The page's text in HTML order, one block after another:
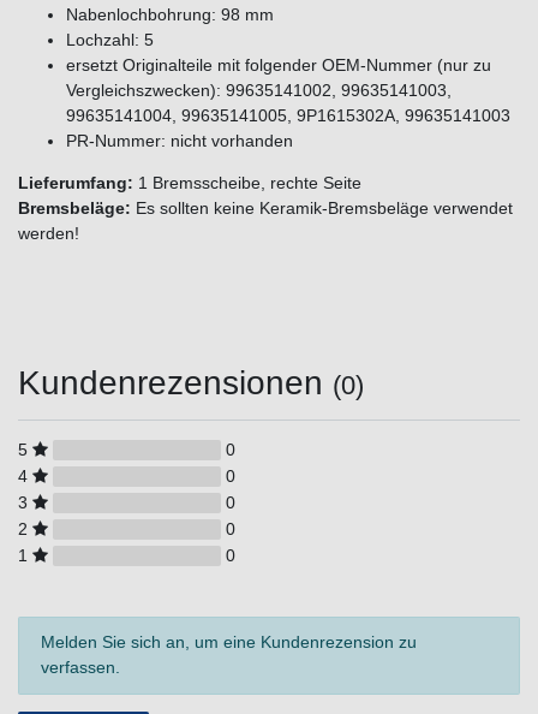
Nabenlochbohrung: 98 mm
Lochzahl: 5
ersetzt Originalteile mit folgender OEM-Nummer (nur zu
Vergleichszwecken): 99635141002, 99635141003,
99635141004, 99635141005, 9P1615302A, 99635141003
PR-Nummer: nicht vorhanden
Lieferumfang: 1 Bremsscheibe, rechte Seite
Bremsbeläge: Es sollten keine Keramik-Bremsbeläge verwendet
werden!
Kundenrezensionen (0)
5
0
4
0
3
0
2
0
1
0
Melden Sie sich an, um eine Kundenrezension zu
verfassen.